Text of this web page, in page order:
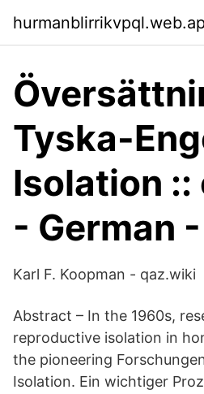
Tyska-
Isolation
- German
Karl F. Koopman - qaz.wiki
Abstract – In the 1960s,
reproductive isolation in
the pioneering
Isolation. Ein wichtiger